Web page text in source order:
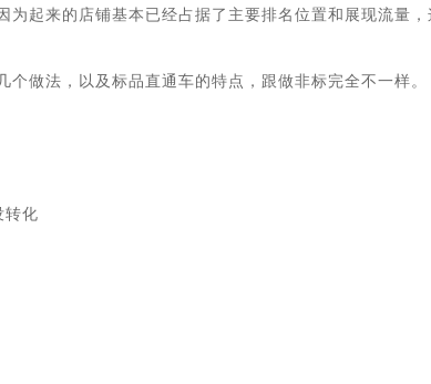
为起来的店铺基本已经占据了主要排名位置和展现流量
做法，以及标品直通车的特点，跟做非标完全不一样。
化